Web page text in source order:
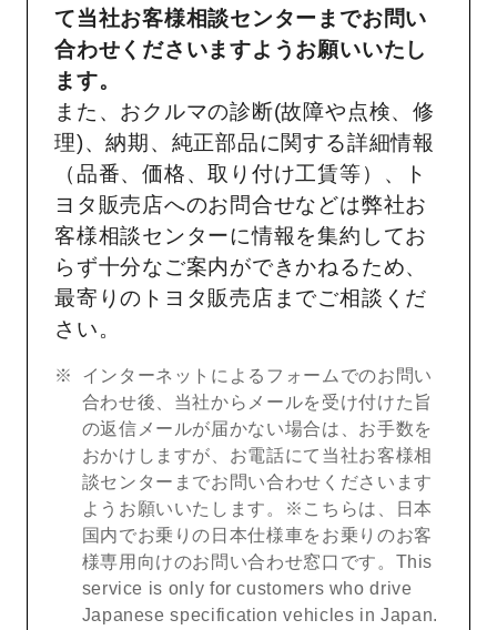
て当社お客様相談センターまでお問い
合わせくださいますようお願いいたし
ます。
また、おクルマの診断(故障や点検、修
理)、納期、純正部品に関する詳細情報
（品番、価格、取り付け工賃等）、ト
ヨタ販売店へのお問合せなどは弊社お
客様相談センターに情報を集約してお
らず十分なご案内ができかねるため、
最寄りのトヨタ販売店までご相談くだ
さい。
インターネットによるフォームでのお問い
合わせ後、当社からメールを受け付けた旨
の返信メールが届かない場合は、お手数を
おかけしますが、お電話にて当社お客様相
談センターまでお問い合わせくださいます
ようお願いいたします。※こちらは、日本
国内でお乗りの日本仕様車をお乗りのお客
様専用向けのお問い合わせ窓口です。This
service is only for customers who drive
Japanese specification vehicles in Japan.